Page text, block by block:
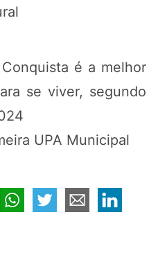
é a melhor
se viver, segundo
UPA Municipal